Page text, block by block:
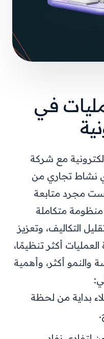
في
مع شركة
نشاط تجاري من
مجرد متابعة
متكاملة
التكاليف، وتعزيز
العمليات أكثر تنظيمًا،
والنمو أكثر، وأهمية
بداية من لحظة